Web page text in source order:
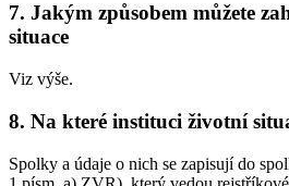
7. Jakým způsobem můžete
situace
Viz výše.
8. Na které instituci životní
Spolky a údaje o nich se zapisují do